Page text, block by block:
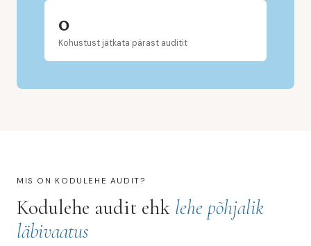
0
Kohustust jätkata pärast auditit
MIS ON KODULEHE AUDIT?
Kodulehe audit ehk lehe põhjalik
läbivaatus